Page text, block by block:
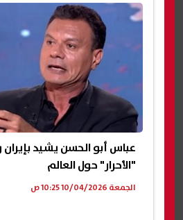
عباس أبو الحسن يشيد
"الأحرار" حول العالم
الجمعة 10/04/2026 10:25 ص